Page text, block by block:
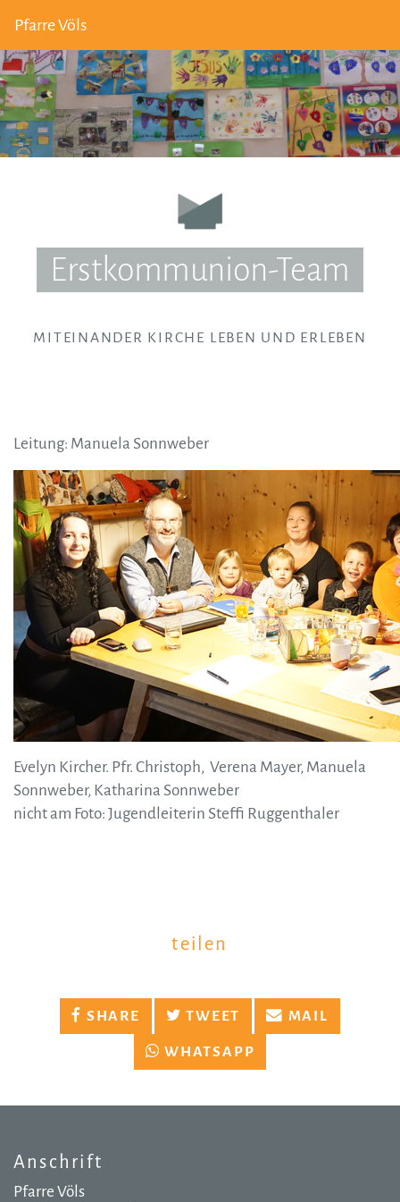
Pfarre Völs
Erstkommunion-Team
MITEINANDER KIRCHE LEBEN UND ERLEBEN
Leitung: Manuela Sonnweber
Evelyn Kircher. Pfr. Christoph, Verena Mayer, Manuela
Sonnweber, Katharina Sonnweber
nicht am Foto: Jugendleiterin Steffi Ruggenthaler
teilen
SHARE TWEET MAIL
WHATSAPP
Anschrift
Pfarre Völs